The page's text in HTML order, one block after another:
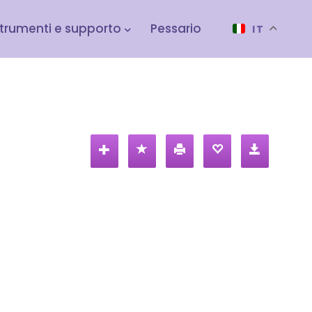
e supporto Pessario IT